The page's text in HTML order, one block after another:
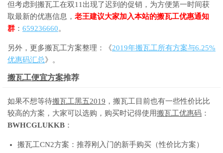
但考虑到搬瓦工在双11出现了迟到的促销，为方便第一时间获
取最新的优惠信息， 老王建议大家加入本站的搬瓦工优惠通知
群 ： 659236660。
另外，更多搬瓦工方案整理：《2019年搬瓦工所有方案与6.25%
优惠码汇总》。
搬瓦工便宜方案推荐
如果不想等待搬瓦工黑五2019 ，搬瓦工目前也有一些性价比比
较高的方案，大家可以选购，购买时记得使用搬瓦工优惠码 ：
BWHCGLUKKB ：
搬瓦工CN2方案：推荐刚入门的新手购买（性价比方案）